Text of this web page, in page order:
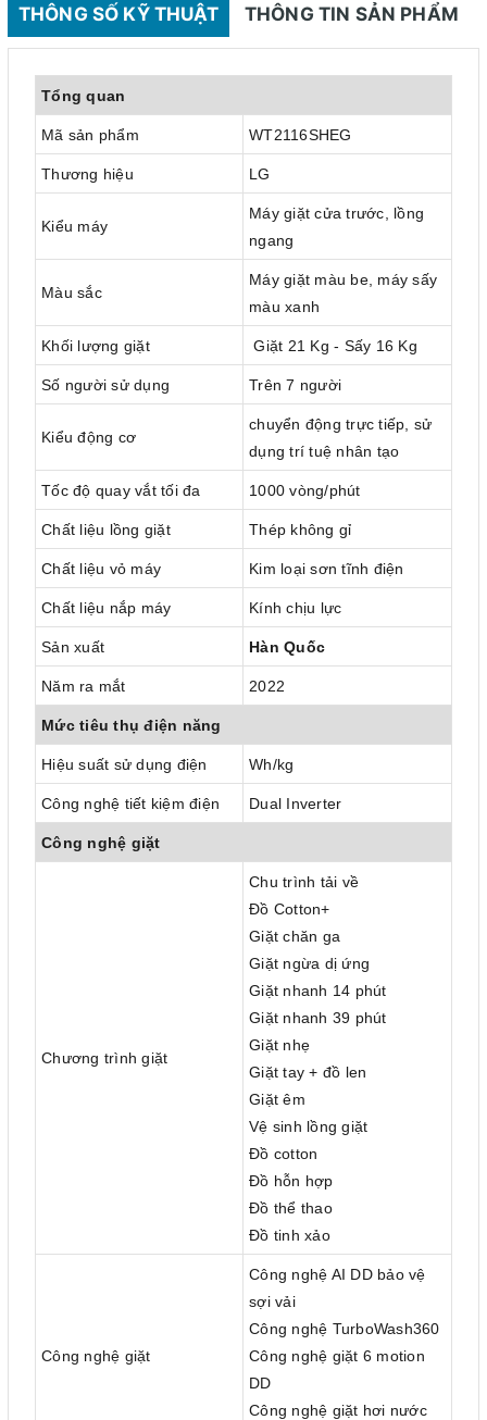
THÔNG SỐ KỸ THUẬT THÔNG TIN SẢN PHẨM
Tổng quan
Mã sản phẩm WT2116SHEG
Thương hiệu LG
Kiểu máy
Máy giặt cửa trước, lồng
ngang
Màu sắc
Máy giặt màu be, máy sấy
màu xanh
Khối lượng giặt Giặt 21 Kg - Sấy 16 Kg
Số người sử dụng Trên 7 người
Kiểu động cơ
chuyển động trực tiếp, sử
dụng trí tuệ nhân tạo
Tốc độ quay vắt tối đa 1000 vòng/phút
Chất liệu lồng giặt Thép không gỉ
Chất liệu vỏ máy Kim loại sơn tĩnh điện
Chất liệu nắp máy Kính chịu lực
Sản xuất Hàn Quốc
Năm ra mắt 2022
Mức tiêu thụ điện năng
Hiệu suất sử dụng điện Wh/kg
Công nghệ tiết kiệm điện Dual Inverter
Công nghệ giặt
Chương trình giặt
Chu trình tải về
Đồ Cotton+
Giặt chăn ga
Giặt ngừa dị ứng
Giặt nhanh 14 phút
Giặt nhanh 39 phút
Giặt nhẹ
Giặt tay + đồ len
Giặt êm
Vệ sinh lồng giặt
Đồ cotton
Đồ hỗn hợp
Đồ thể thao
Đồ tinh xảo
Công nghệ giặt
Công nghệ AI DD bảo vệ
sợi vải
Công nghệ TurboWash360
Công nghệ giặt 6 motion
DD
Công nghệ giặt hơi nước